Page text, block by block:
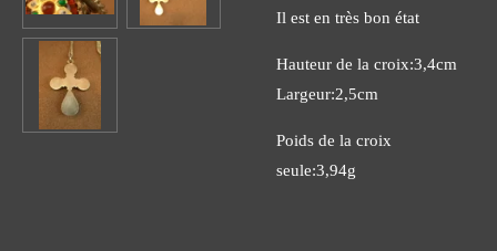
Il est en très bon état
Hauteur de la croix:3,4cm
Largeur:2,5cm
Poids de la croix
seule:3,94g